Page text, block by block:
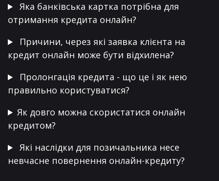
Яка банківська картка потрібна для
отримання кредита онлайн?
Причини, через які заявка клієнта на
кредит онлайн може бути відхилена?
Пролонгація кредита - що це і як нею
правильно користуватися?
Як довго можна скористатися онлайн
кредитом?
Які наслідки для позичальника несе
невчасне повернення онлайн-кредиту?